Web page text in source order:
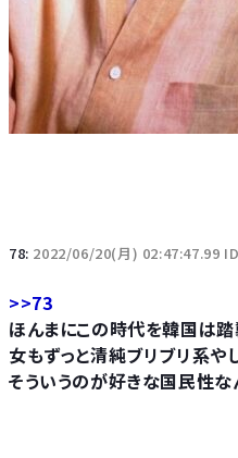
78: 2022/06/20(月) 02:47:47.99
>>73
ほんまにこの時代を韓国は
女もずっと清純ブリブリ系や
そういうのが好きな国民性な